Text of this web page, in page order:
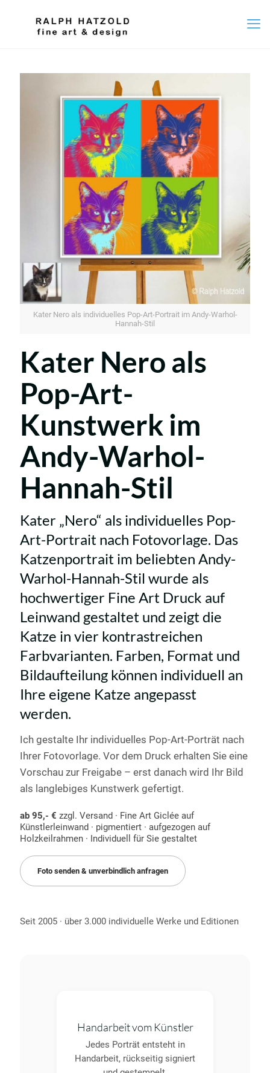
Kater Nero als individuelles Pop-Art-Portrait im Andy-Warhol-
Hannah-Stil
Kater Nero als
Pop-Art-
Kunstwerk im
Andy-Warhol-
Hannah-Stil
Kater „Nero“ als individuelles Pop-
Art-Portrait nach Fotovorlage. Das
Katzenportrait im beliebten Andy-
Warhol-Hannah-Stil wurde als
hochwertiger Fine Art Druck auf
Leinwand gestaltet und zeigt die
Katze in vier kontrastreichen
Farbvarianten. Farben, Format und
Bildaufteilung können individuell an
Ihre eigene Katze angepasst
werden.
Ich gestalte Ihr individuelles Pop-Art-Porträt nach
Ihrer Fotovorlage. Vor dem Druck erhalten Sie eine
Vorschau zur Freigabe – erst danach wird Ihr Bild
als langlebiges Kunstwerk gefertigt.
ab 95,- € zzgl. Versand · Fine Art Giclée auf
Künstlerleinwand · pigmentiert · aufgezogen auf
Holzkeilrahmen · Individuell für Sie gestaltet
Foto senden & unverbindlich anfragen
Seit 2005 · über 3.000 individuelle Werke und Editionen
Handarbeit vom Künstler
Jedes Porträt entsteht in
Handarbeit, rückseitig signiert